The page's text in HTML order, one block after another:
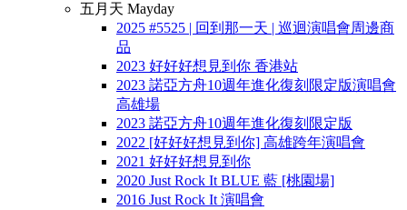
五月天 Mayday
2025 #5525 | 回到那一天 | 巡迴演唱會周邊商
品
2023 好好好想見到你 香港站
2023 諾亞方舟10週年進化復刻限定版演唱會
高雄場
2023 諾亞方舟10週年進化復刻限定版
2022 [好好好想見到你] 高雄跨年演唱會
2021 好好好想見到你
2020 Just Rock It BLUE 藍 [桃園場]
2016 Just Rock It 演唱會